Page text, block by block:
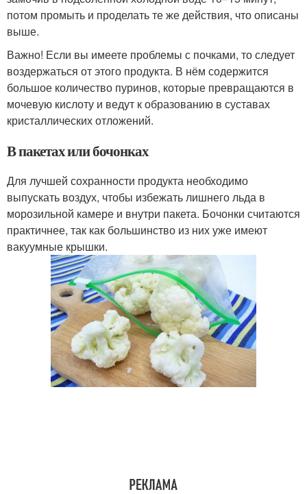
потом промыть и проделать те же действия, что описаны
выше.
Важно! Если вы имеете проблемы с почками, то следует
воздержаться от этого продукта. В нём содержится
большое количество пуринов, которые превращаются в
мочевую кислоту и ведут к образованию в суставах
кристаллических отложений.
В пакетах или бочонках
Для лучшей сохранности продукта необходимо
выпускать воздух, чтобы избежать лишнего льда в
морозильной камере и внутри пакета. Бочонки считаются
практичнее, так как большинство из них уже имеют
вакуумные крышки.